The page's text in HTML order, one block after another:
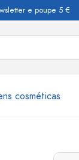
e poupe 5 €
cosméticas